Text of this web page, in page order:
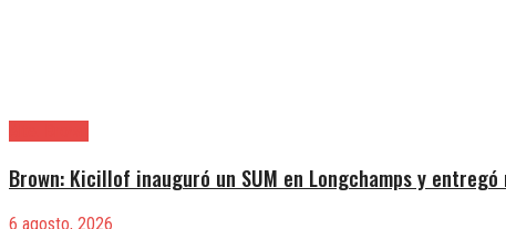
Brown: Kicillof inauguró un SUM en Longchamps y
6 agosto, 2026